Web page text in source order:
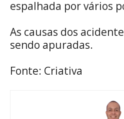
espalhada por vários
As causas dos
sendo apuradas.
Fonte: Criativa